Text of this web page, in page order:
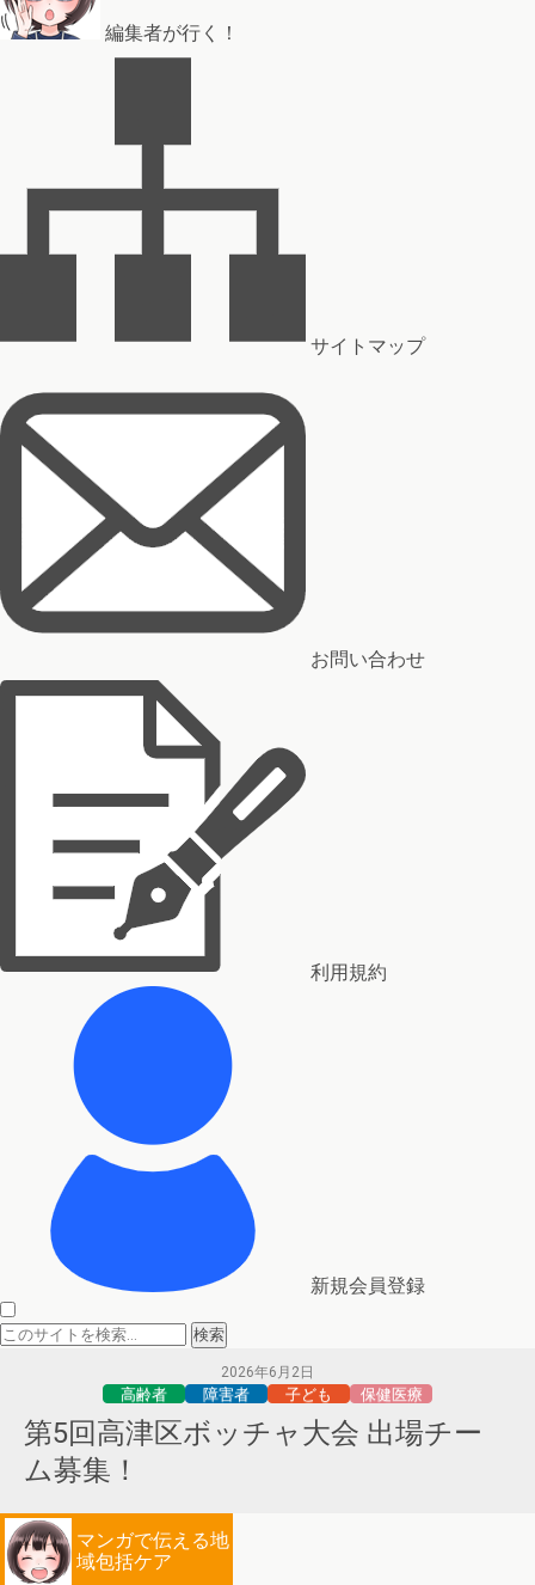
編集者が行く！
サイトマップ
お問い合わせ
利用規約
新規会員登録
2026年6月2日
高齢者 障害者 子ども 保健医療
第5回高津区ボッチャ大会 出場チー
ム募集！
マンガで伝える地
域包括ケア